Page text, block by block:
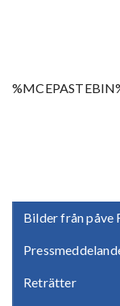
Bilder från påve
Reträtter